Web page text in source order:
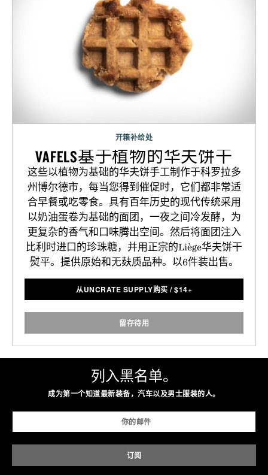
开箱补给处
VAFELS基于植物的华夫饼干
这些以植物为基础的华夫饼手工制作于科罗拉多
州博尔德市，每当您得到催促时，它们都非常适
合早餐或吃零食。具有百年历史的现代传统采用
以奶油蛋卷为基础的面团，一夜之间冷发酵，为
更复杂的香气和口味腾出空间。然后将面团注入
比利时进口的珍珠糖，并用正宗的Liège华夫饼干
熨平。提供原始和无麸质品种。以6件装出售。
从UNCRATE SUPPLY购买 /$14+
留存待用
列入黑名单。
成为第一个知道最新装备，汽车以及男士服装的人。